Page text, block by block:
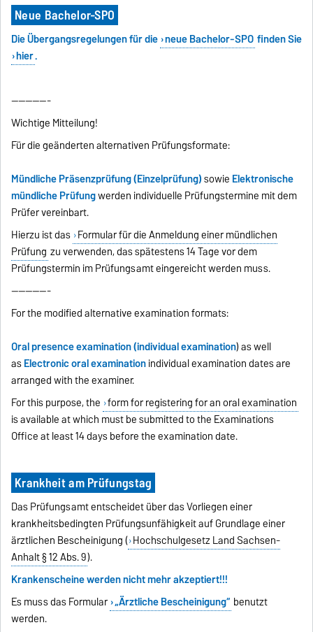
Neue Bachelor-SPO
Die Übergangsregelungen für die neue Bachelor-SPO finden Sie
hier.
-----------
Wichtige Mitteilung!
Für die geänderten alternativen Prüfungsformate:
Mündliche Präsenzprüfung (Einzelprüfung)sowie Elektronische
mündliche Prüfungwerden individuelle Prüfungstermine mit dem
Prüfer vereinbart.
Hierzu ist das Formular für die Anmeldung einer mündlichen
Prüfung zu verwenden, das spätestens 14 Tage vor dem
Prüfungstermin im Prüfungsamt eingereicht werden muss.
-----------
For the modified alternative examination formats:
Oral presence examination (individual examination) as well
asElectronic oral examinationindividual examination dates are
arranged with the examiner.
For this purpose, the form for registering for an oral examination
is available at which must be submitted to the Examinations
Office at least 14 days before the examination date.
Krankheit am Prüfungstag
Das Prüfungsamt entscheidet über das Vorliegen einer
krankheitsbedingten Prüfungsunfähigkeit auf Grundlage einer
ärztlichen Bescheinigung ( Hochschulgesetz Land Sachsen-
Anhalt § 12 Abs. 9).
Krankenscheine werden nicht mehr akzeptiert!!!
Es muss das Formular „Ärztliche Bescheinigung“ benutzt
werden.